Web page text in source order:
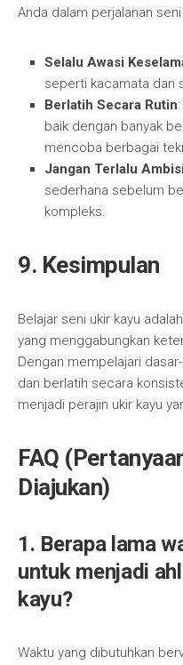
Anda dalam perjalanan seni
Selalu Awasi
seperti kacamata dan
Berlatih Secara Rutin
baik dengan banyak
mencoba berbagai
Jangan Terlalu
sederhana sebelum
kompleks.
9. Kesimpulan
Belajar seni ukir kayu
yang menggabungkan
Dengan mempelajari
dan berlatih secara
menjadi perajin ukir kayu
FAQ
Diajukan)
1. Berapa lama
untuk menjadi
kayu?
Waktu yang dibutuhkan